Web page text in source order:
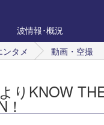
波情報･概況
ンタメ 動画・空撮
りKNOW
！